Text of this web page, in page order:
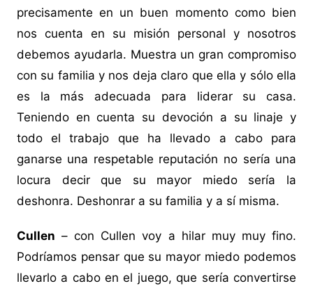
precisamente en un buen momento como bien
nos cuenta en su misión personal y nosotros
debemos ayudarla. Muestra un gran compromiso
con su familia y nos deja claro que ella y sólo ella
es la más adecuada para liderar su casa.
Teniendo en cuenta su devoción a su linaje y
todo el trabajo que ha llevado a cabo para
ganarse una respetable reputación no sería una
locura decir que su mayor miedo sería la
deshonra. Deshonrar a su familia y a sí misma.
Cullen – con Cullen voy a hilar muy muy fino.
Podríamos pensar que su mayor miedo podemos
llevarlo a cabo en el juego, que sería convertirse